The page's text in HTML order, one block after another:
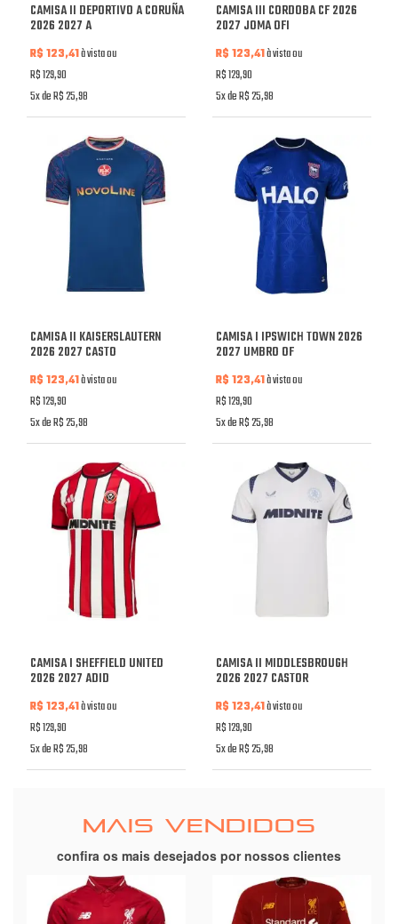
CAMISA II DEPORTIVO A CORUÑA
2026 2027 A
R$ 123,41à vista ou
R$ 129,90
5x de R$ 25,98
CAMISA III CORDOBA CF 2026
2027 JOMA OFI
R$ 123,41à vista ou
R$ 129,90
5x de R$ 25,98
CAMISA II KAISERSLAUTERN
2026 2027 CASTO
R$ 123,41à vista ou
R$ 129,90
5x de R$ 25,98
CAMISA I IPSWICH TOWN 2026
2027 UMBRO OF
R$ 123,41à vista ou
R$ 129,90
5x de R$ 25,98
CAMISA I SHEFFIELD UNITED
2026 2027 ADID
R$ 123,41à vista ou
R$ 129,90
5x de R$ 25,98
CAMISA II MIDDLESBROUGH
2026 2027 CASTOR
R$ 123,41à vista ou
R$ 129,90
5x de R$ 25,98
MAIS VENDIDOS
confira os mais desejados por nossos clientes